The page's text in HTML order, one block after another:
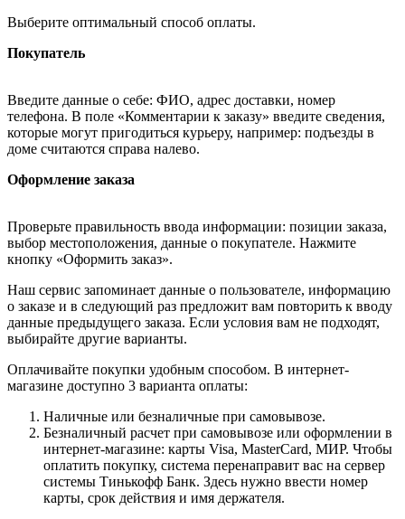
Выберите оптимальный способ оплаты.
Покупатель
Введите данные о себе: ФИО, адрес доставки, номер
телефона. В поле «Комментарии к заказу» введите сведения,
которые могут пригодиться курьеру, например: подъезды в
доме считаются справа налево.
Оформление заказа
Проверьте правильность ввода информации: позиции заказа,
выбор местоположения, данные о покупателе. Нажмите
кнопку «Оформить заказ».
Наш сервис запоминает данные о пользователе, информацию
о заказе и в следующий раз предложит вам повторить к вводу
данные предыдущего заказа. Если условия вам не подходят,
выбирайте другие варианты.
Оплачивайте покупки удобным способом. В интернет-
магазине доступно 3 варианта оплаты:
Наличные или безналичные при самовывозе.
Безналичный расчет при самовывозе или оформлении в
интернет-магазине: карты Visa, MasterCard, МИР. Чтобы
оплатить покупку, система перенаправит вас на сервер
системы Тинькофф Банк. Здесь нужно ввести номер
карты, срок действия и имя держателя.